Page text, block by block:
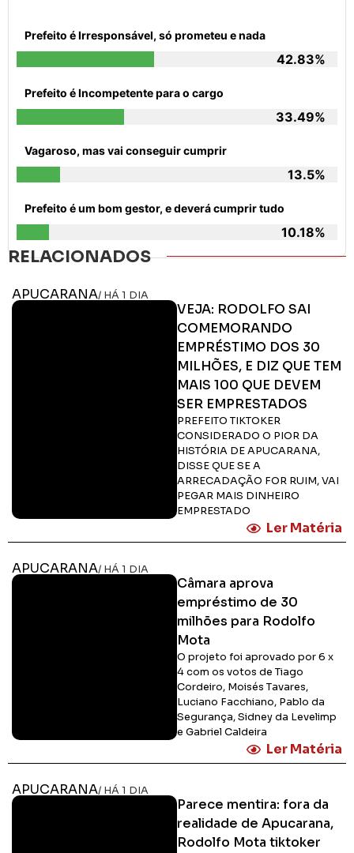
Prefeito é Irresponsável, só prometeu e nada
42.83%
Prefeito é Incompetente para o cargo
33.49%
Vagaroso, mas vai conseguir cumprir
13.5%
Prefeito é um bom gestor, e deverá cumprir tudo
10.18%
RELACIONADOS
APUCARANA/ HÁ 1 DIA
VEJA: RODOLFO SAI
COMEMORANDO
EMPRÉSTIMO DOS 30
MILHÕES, E DIZ QUE TEM
MAIS 100 QUE DEVEM
SER EMPRESTADOS
PREFEITO TIKTOKER
CONSIDERADO O PIOR DA
HISTÓRIA DE APUCARANA,
DISSE QUE SE A
ARRECADAÇÃO FOR RUIM, VAI
PEGAR MAIS DINHEIRO
EMPRESTADO
Ler Matéria
APUCARANA/ HÁ 1 DIA
Câmara aprova
empréstimo de 30
milhões para Rodolfo
Mota
O projeto foi aprovado por 6 x
4 com os votos de Tiago
Cordeiro, Moisés Tavares,
Luciano Facchiano, Pablo da
Segurança, Sidney da Levelimp
e Gabriel Caldeira
Ler Matéria
APUCARANA/ HÁ 1 DIA
Parece mentira: fora da
realidade de Apucarana,
Rodolfo Mota tiktoker